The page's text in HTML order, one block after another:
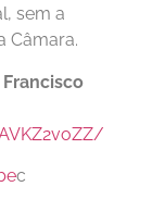
sem a
Câmara.
c